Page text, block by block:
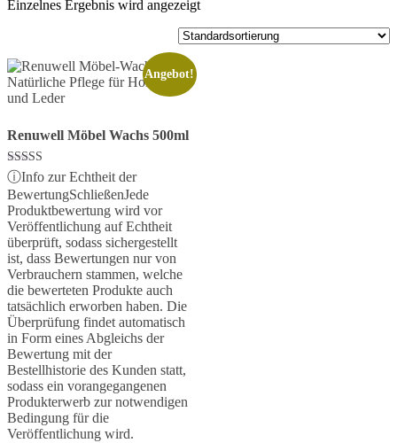
Einzelnes Ergebnis wird angezeigt
Angebot!
Renuwell Möbel Wachs 500ml
Bewertet mit
5.00
von 5
ⓘInfo zur Echtheit der
BewertungSchließenJede
Produktbewertung wird vor
Veröffentlichung auf Echtheit
überprüft, sodass sichergestellt
ist, dass Bewertungen nur von
Verbrauchern stammen, welche
die bewerteten Produkte auch
tatsächlich erworben haben. Die
Überprüfung findet automatisch
in Form eines Abgleichs der
Bewertung mit der
Bestellhistorie des Kunden statt,
sodass ein vorangegangenen
Produkterwerb zur notwendigen
Bedingung für die
Veröffentlichung wird.